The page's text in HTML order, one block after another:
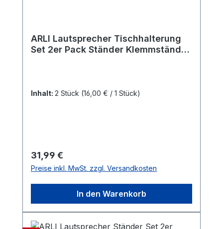
ARLI Lautsprecher Tischhalterung
Set 2er Pack Ständer Klemmständer
Inhalt: 2 Stück (16,00 € / 1 Stück)
Regulärer Preis:
31,99 €
Preise inkl. MwSt. zzgl. Versandkosten
In den Warenkorb